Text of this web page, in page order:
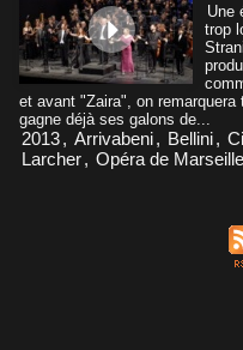
Une
trop
et avant "Zaira", on
gagne déjà ses galons de...
2013, Arrivabeni, Bellini,
Larcher, Opéra de Marseille